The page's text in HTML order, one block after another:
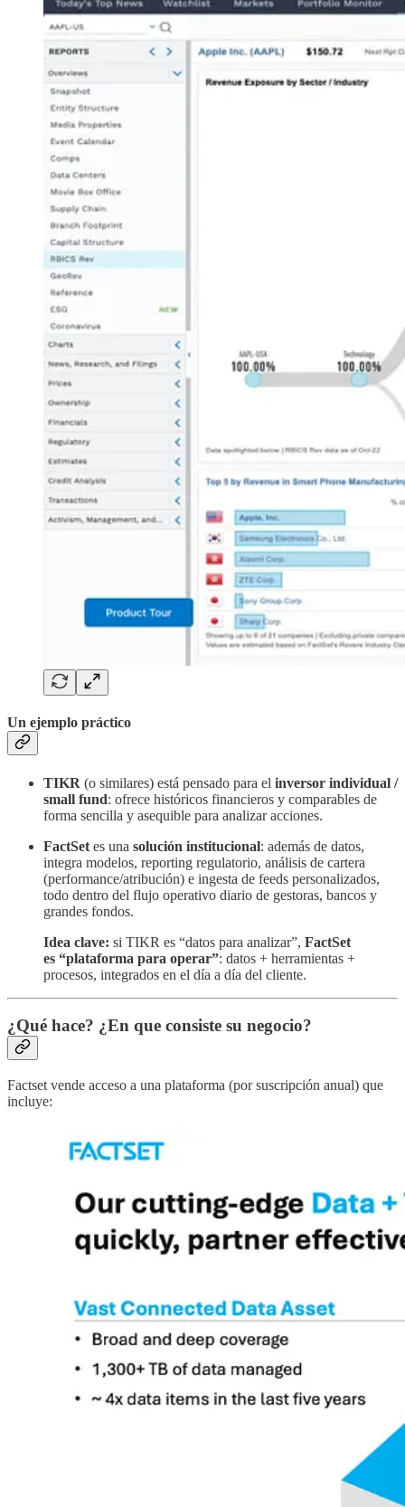
Un ejemplo práctico
TIKR (o similares) está pensado para el inversor individual /
small fund: ofrece históricos financieros y comparables de
forma sencilla y asequible para analizar acciones.
FactSet es una solución institucional: además de datos,
integra modelos, reporting regulatorio, análisis de cartera
(performance/atribución) e ingesta de feeds personalizados,
todo dentro del flujo operativo diario de gestoras, bancos y
grandes fondos.
Idea clave: si TIKR es “datos para analizar”, FactSet
es “plataforma para operar”: datos + herramientas +
procesos, integrados en el día a día del cliente.
¿Qué hace? ¿En que consiste su negocio?
Factset vende acceso a una plataforma (por suscripción anual) que
incluye: